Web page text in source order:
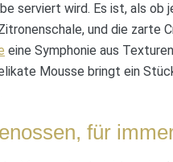
serviert wird. Es ist, als
und die zarte
eine Symphonie aus
Mousse bringt ein
für